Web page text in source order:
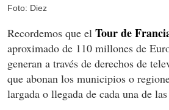
Foto: Diez
Recordemos que el Tour de
aproximado de 110 millones de
generan a través de derechos de
que abonan los municipios o
largada o llegada de cada una de las